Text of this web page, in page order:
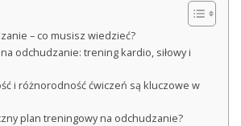
– co musisz wiedzieć?
odchudzanie: trening kardio, siłowy i
i różnorodność ćwiczeń są kluczowe w
plan treningowy na odchudzanie?